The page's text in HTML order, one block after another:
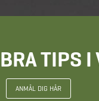
TIPS
ANMÄL DIG HÄR